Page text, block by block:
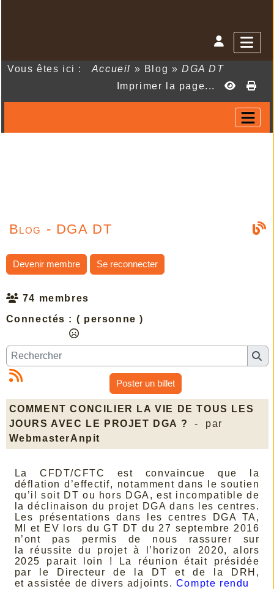
Vous êtes ici : Accueil » Blog »DGA DT
Imprimer la page...
Blog - DGA DT
Devenir membre Se reconnecter
74 membres
Connectés : ( personne )
Poster un billet
COMMENT CONCILIER LA VIE DE TOUS LES
JOURS AVEC LE PROJET DGA ?
- par
WebmasterAnpit
La CFDT/CFTC est convaincue que la
déflation d’effectif, notamment dans le soutien
qu’il soit DT ou hors DGA, est incompatible de
la déclinaison du projet DGA dans les centres.
Les présentations dans les centres DGA TA,
MI et EV lors du GT DT du 27 septembre 2016
n’ont pas permis de nous rassurer sur
la réussite du projet à l’horizon 2020, alors
2025 parait loin ! La réunion était présidée
par le Directeur de la DT et de la DRH,
et assistée de divers adjoints. Compte rendu